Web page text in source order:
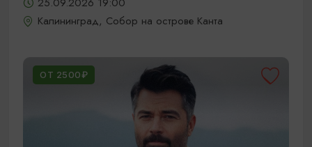
Калининград, Собор на острове Канта
ОТ 2500₽